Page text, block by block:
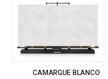
CAMARGUE BLANCO